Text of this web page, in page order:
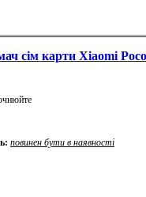
сім карти Xiaomi
повинен бути в наявності